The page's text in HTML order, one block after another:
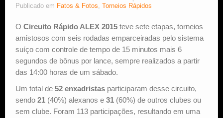
Publicado em Fatos & Fotos, Torneios Rápidos
O Circuito Rápido ALEX 2015 teve sete etapas, torneios
amistosos com seis rodadas emparceiradas pelo sistema
suíço com controle de tempo de 15 minutos mais 6
segundos de bônus por lance, sempre realizados a partir
das 14:00 horas de um sábado.
Um total de 52 enxadristas participaram desse circuito,
sendo 21 (40%) alexanos e 31 (60%) de outros clubes ou
sem clube. Foram 113 participações, resultando em uma